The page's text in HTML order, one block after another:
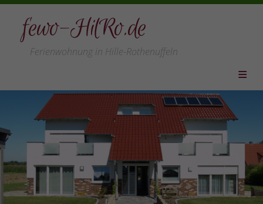
fewo-HilRo.de
Ferienwohnung in Hille-Rothenuffeln
WOHNUNG
PREISE
LEISTUNGEN
VERFÜGBARKEIT
LAGE/REGION